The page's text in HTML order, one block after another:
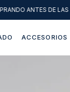
ANTES DE LAS
ACCESORIOS